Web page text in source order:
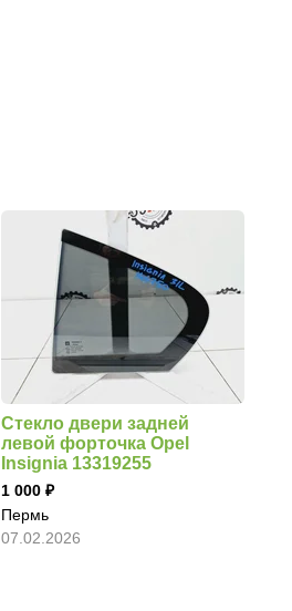
Стекло двери задней
левой форточка Opel
Insignia 13319255
1 000
Пермь
07.02.2026